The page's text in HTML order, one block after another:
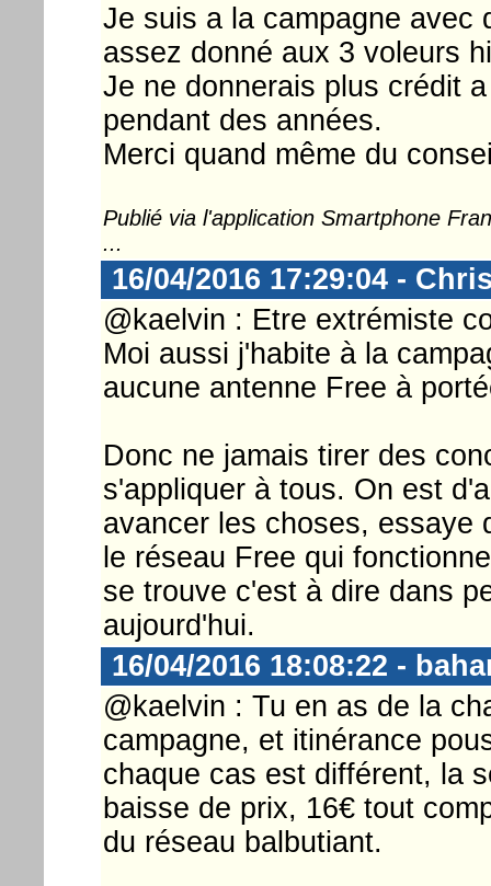
Je suis a la campagne avec
assez donné aux 3 voleurs
Je ne donnerais plus crédit
pendant des années.
Merci quand même du
Publié via l'application Smartphone
...
16/04/2016 17:29:04 -
@kaelvin : Etre extrémiste
Moi aussi j'habite à la
aucune antenne Free à
Donc ne jamais tirer des
s'appliquer à tous. On est
avancer les choses, essaye
le réseau Free qui
se trouve c'est à dire dans
aujourd'hui.
16/04/2016 18:08:22 -
@kaelvin : Tu en as de la
campagne, et itinérance
chaque cas est différent, la
baisse de prix, 16€ tout
du réseau balbutiant.